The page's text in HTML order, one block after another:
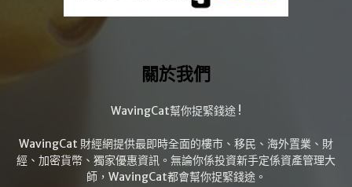
關於我們
WavingCat幫你捉緊錢途 !
WavingCat 財經網提供最即時全面的樓市、移民、海外置業、財
經、加密貨幣、獨家優惠資訊。無論你係投資新手定係資產管理大
師，WavingCat都會幫你捉緊錢途。